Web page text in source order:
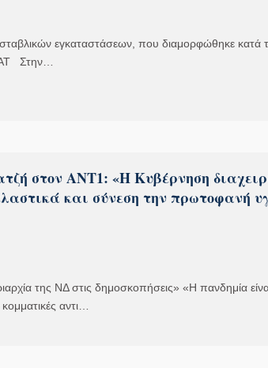
εγκαταστάσεων, που διαμορφώθηκε κατά
Στην…
στον ΑΝΤ1: «Η Κυβέρνηση
και σύνεση την πρωτοφανή
της ΝΔ στις δημοσκοπήσεις» «Η πανδημία
αντι…